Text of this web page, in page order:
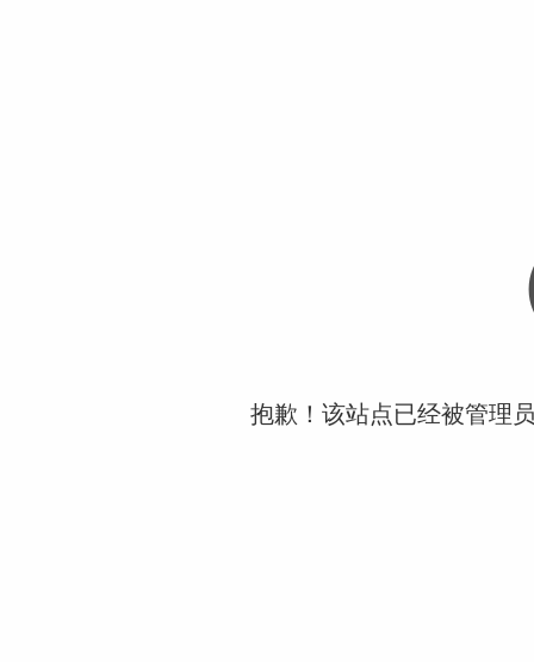
抱歉！该站点已经被管理